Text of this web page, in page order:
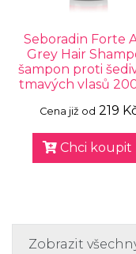
Seboradin Forte
Grey Hair
šampon proti
tmavých vlasů
Cena již od 219
Chci koupit
Zobrazit